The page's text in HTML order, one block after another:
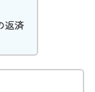
返済